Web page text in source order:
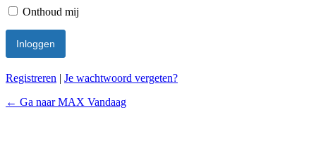
Onthoud mij
Registreren | Je wachtwoord vergeten?
← Ga naar MAX Vandaag